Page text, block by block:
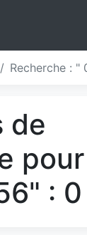
Recherche : "
de
: 0